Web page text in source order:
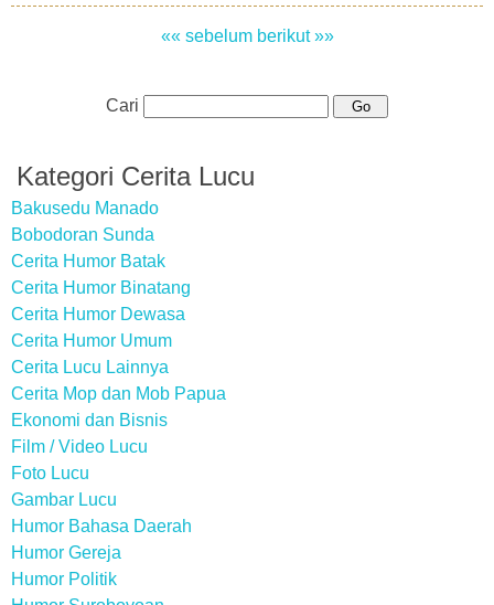
«« sebelum berikut »»
Cari
Kategori Cerita Lucu
Bakusedu Manado
Bobodoran Sunda
Cerita Humor Batak
Cerita Humor Binatang
Cerita Humor Dewasa
Cerita Humor Umum
Cerita Lucu Lainnya
Cerita Mop dan Mob Papua
Ekonomi dan Bisnis
Film / Video Lucu
Foto Lucu
Gambar Lucu
Humor Bahasa Daerah
Humor Gereja
Humor Politik